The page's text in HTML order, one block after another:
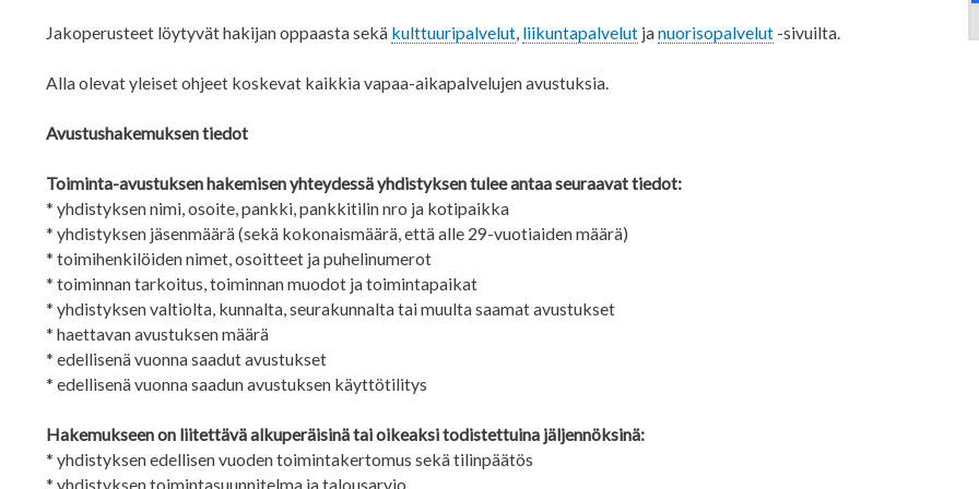
Jakoperusteet löytyvät hakijan oppaasta sekä kulttuuripalvelut, liikuntapalvelut januorisopalvelut -sivuilta.
Alla olevat yleiset ohjeet koskevat kaikkia vapaa-aikapalvelujen avustuksia.
Avustushakemuksen tiedot
Toiminta-avustuksen hakemisen yhteydessä yhdistyksen tulee antaa seuraavat tiedot:
* yhdistyksen nimi, osoite, pankki, pankkitilin nro ja kotipaikka
* yhdistyksen jäsenmäärä (sekä kokonaismäärä, että alle 29-vuotiaiden määrä)
* toimihenkilöiden nimet, osoitteet ja puhelinumerot
* toiminnan tarkoitus, toiminnan muodot ja toimintapaikat
* yhdistyksen valtiolta, kunnalta, seurakunnalta tai muulta saamat avustukset
* haettavan avustuksen määrä
* edellisenä vuonna saadut avustukset
* edellisenä vuonna saadun avustuksen käyttötilitys
Hakemukseen on liitettävä alkuperäisinä tai oikeaksi todistettuina jäljennöksinä:
* yhdistyksen edellisen vuoden toimintakertomus sekä tilinpäätös
* yhdistyksen toimintasuunnitelma ja talousarvio